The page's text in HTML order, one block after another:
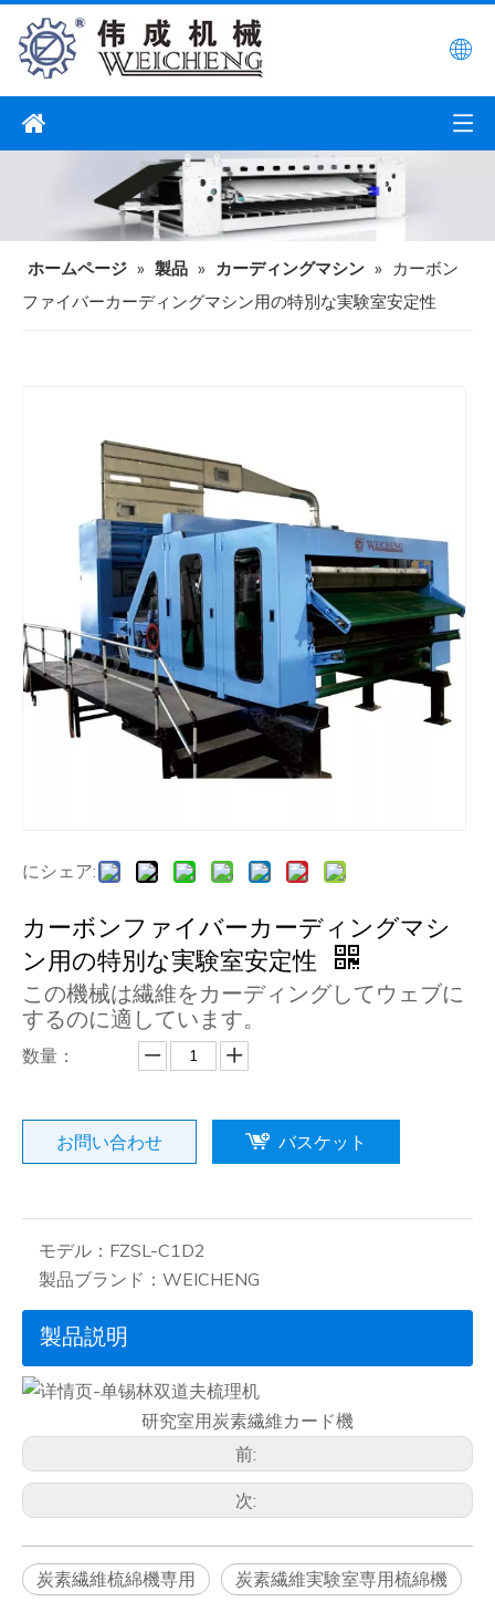
ホームページ » 製品 » カーディングマシン »
カーボン
ファイバーカーディングマシン用の特別な実験室安定性
にシェア:
カーボンファイバーカーディングマシ
ン用の特別な実験室安定性
この機械は繊維をカーディングしてウェブに
するのに適しています。
数量：
お問い合わせ バスケット
モデル： FZSL-C1D2
製品ブランド： WEICHENG
製品説明
研究室用炭素繊維カード機
前:
次:
炭素繊維梳綿機専用
炭素繊維実験室専用梳綿機